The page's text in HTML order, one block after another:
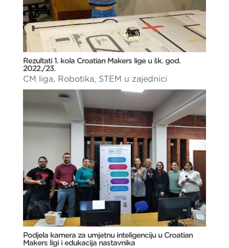
Rezultati 1. kola Croatian Makers lige u šk. god.
2022./23.
CM liga, Robotika, STEM u zajednici
Podjela kamera za umjetnu inteligenciju u Croatian
Makers ligi i edukacija nastavnika